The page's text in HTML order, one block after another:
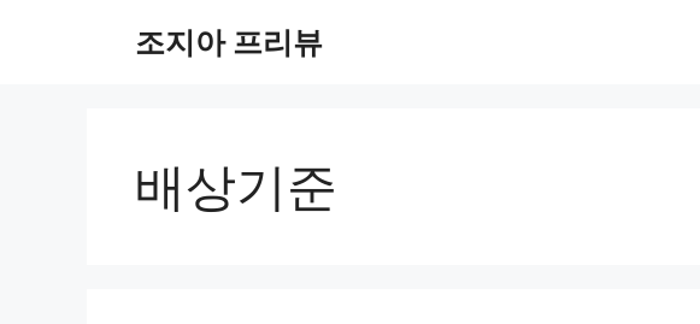
조지아 프리뷰
배상기준